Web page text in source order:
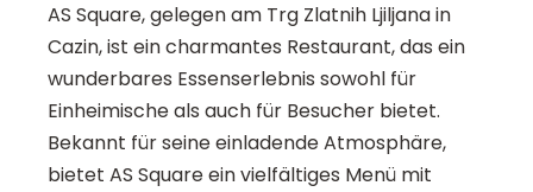
AS Square, gelegen am Trg Zlatnih Ljiljana in
Cazin, ist ein charmantes Restaurant, das ein
wunderbares Essenserlebnis sowohl für
Einheimische als auch für Besucher bietet.
Bekannt für seine einladende Atmosphäre,
bietet AS Square ein vielfältiges Menü mit